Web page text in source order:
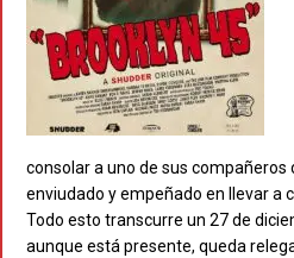
consolar a uno de sus
enviudado y empeñado en llevar a
Todo esto transcurre un 27 de
aunque está presente, queda